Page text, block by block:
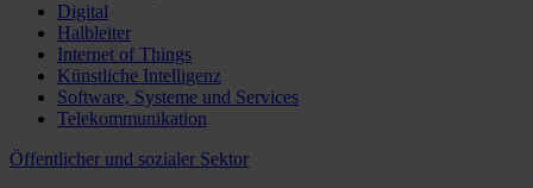
Digital
Halbleiter
Internet of Things
Künstliche Intelligenz
Software, Systeme und Services
Telekommunikation
Öffentlicher und sozialer Sektor